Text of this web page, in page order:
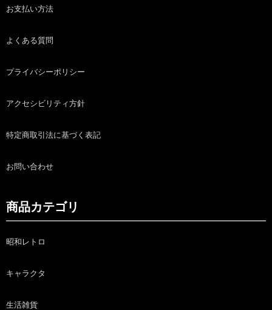
お支払い方法
よくある質問
プライバシーポリシー
アクセシビリティ方針
特定商取引法に基づく表記
お問い合わせ
商品カテゴリ
昭和レトロ
キャラクタ
生活雑貨